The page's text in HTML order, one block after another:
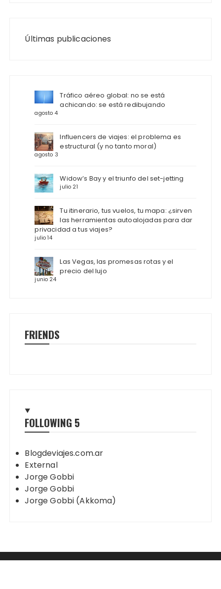
Últimas publicaciones
Tráfico aéreo global: no se está
achicando: se está redibujando
agosto 4
Influencers de viajes: el problema es
estructural (y no tanto moral)
agosto 3
Widow’s Bay y el triunfo del set-jetting
julio 21
Tu itinerario, tus vuelos, tu mapa: ¿sirven
las herramientas autoalojadas para dar
privacidad a tus viajes?
julio 14
Las Vegas, las promesas rotas y el
precio del lujo
junio 24
FRIENDS
FOLLOWING 5
Blogdeviajes.com.ar
External
Jorge Gobbi
Jorge Gobbi
Jorge Gobbi (Akkoma)